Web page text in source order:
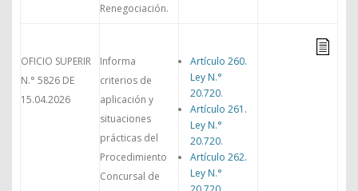
Renegociación.
OFICIO SUPERIR
N.° 5826 DE
15.04.2026
Informa
criterios de
aplicación y
situaciones
prácticas del
Procedimiento
Concursal de
Artículo 260.
Ley N.°
20.720.
Artículo 261.
Ley N.°
20.720.
Artículo 262.
Ley N.°